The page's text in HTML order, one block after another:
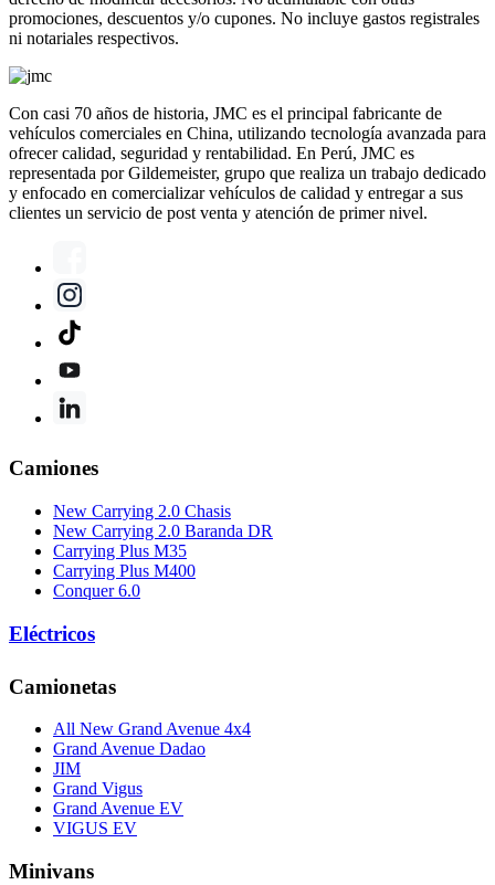
promociones, descuentos y/o cupones. No incluye gastos registrales
ni notariales respectivos.
Con casi 70 años de historia, JMC es el principal fabricante de
vehículos comerciales en China, utilizando tecnología avanzada para
ofrecer calidad, seguridad y rentabilidad. En Perú, JMC es
representada por Gildemeister, grupo que realiza un trabajo dedicado
y enfocado en comercializar vehículos de calidad y entregar a sus
clientes un servicio de post venta y atención de primer nivel.
Camiones
New Carrying 2.0 Chasis
New Carrying 2.0 Baranda DR
Carrying Plus M35
Carrying Plus M400
Conquer 6.0
Eléctricos
Camionetas
All New Grand Avenue 4x4
Grand Avenue Dadao
JIM
Grand Vigus
Grand Avenue EV
VIGUS EV
Minivans